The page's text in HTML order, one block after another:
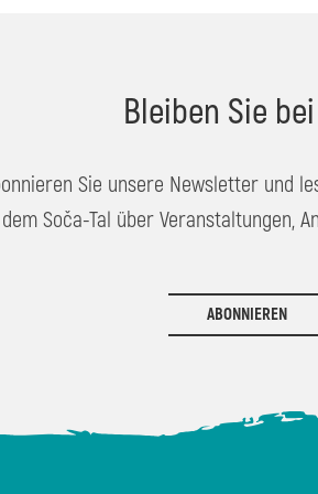
Bleiben Sie
Sie unsere Newsletter und
dem Soča-Tal über Veranstaltungen,
ABONNIEREN